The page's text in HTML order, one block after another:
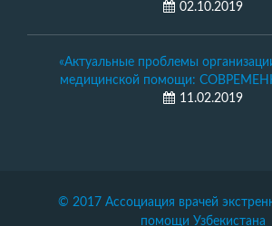
02.10.2019
«Актуальные проблемы
медицинской помощи:
11.02.2019
© 2017 Ассоциация врачей
помощи Узбекистана